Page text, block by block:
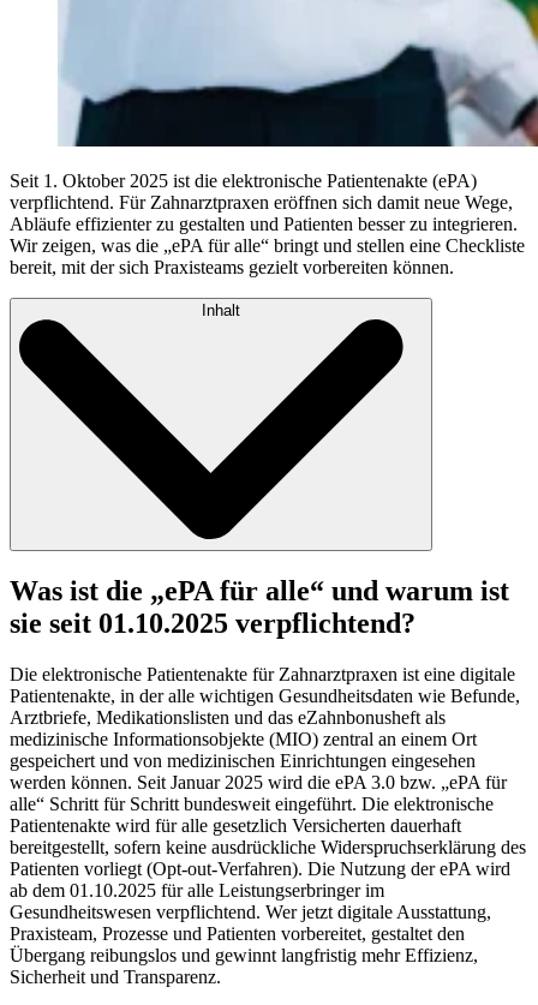
Seit 1. Oktober 2025 ist die elektronische Patientenakte (ePA)
verpflichtend. Für Zahnarztpraxen eröffnen sich damit neue Wege,
Abläufe effizienter zu gestalten und Patienten besser zu integrieren.
Wir zeigen, was die „ePA für alle“ bringt und stellen eine Checkliste
bereit, mit der sich Praxisteams gezielt vorbereiten können.
Inhalt
Was ist die „ePA für alle“ und warum ist
sie seit 01.10.2025 verpflichtend?
Die elektronische Patientenakte für Zahnarztpraxen ist eine digitale
Patientenakte, in der alle wichtigen Gesundheitsdaten wie Befunde,
Arztbriefe, Medikationslisten und das eZahnbonusheft als
medizinische Informationsobjekte (MIO) zentral an einem Ort
gespeichert und von medizinischen Einrichtungen eingesehen
werden können. Seit Januar 2025 wird die ePA 3.0 bzw. „ePA für
alle“ Schritt für Schritt bundesweit eingeführt. Die elektronische
Patientenakte wird für alle gesetzlich Versicherten dauerhaft
bereitgestellt, sofern keine ausdrückliche Widerspruchserklärung des
Patienten vorliegt (Opt-out-Verfahren). Die Nutzung der ePA wird
ab dem 01.10.2025 für alle Leistungserbringer im
Gesundheitswesen verpflichtend. Wer jetzt digitale Ausstattung,
Praxisteam, Prozesse und Patienten vorbereitet, gestaltet den
Übergang reibungslos und gewinnt langfristig mehr Effizienz,
Sicherheit und Transparenz.